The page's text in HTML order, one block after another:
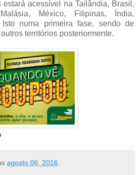
acessível na Tailândia, Brasil,
México, Filipinas, Índia,
numa primeira fase, sendo de
territórios posteriormente.
agosto 06, 2016